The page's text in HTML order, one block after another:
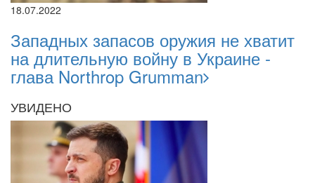
18.07.2022
Западных запасов оружия не хватит
на длительную войну в Украине -
глава Northrop Grumman
УВИДЕНО